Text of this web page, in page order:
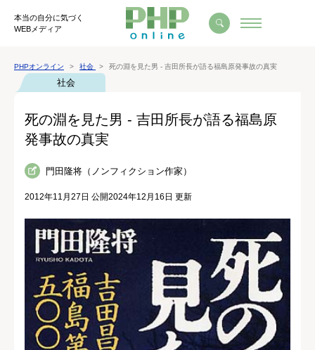
本当の自分に気づく
WEBメディア
PHPオンライン 社会 死の淵を見た男 - 吉田所長が語る福島原発事故の真実
社会
死の淵を見た男 - 吉田所長が語る福島原
発事故の真実
門田隆将（ノンフィクション作家）
2012年11月27日 公開2024年12月16日 更新